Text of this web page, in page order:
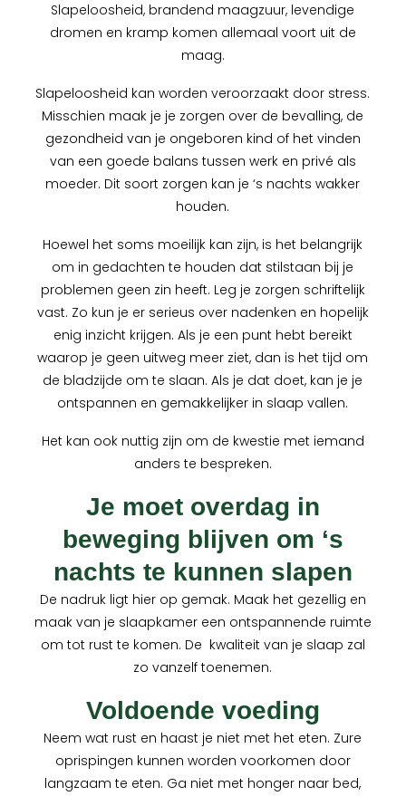
Slapeloosheid, brandend maagzuur, levendige
dromen en kramp komen allemaal voort uit de
maag.
Slapeloosheid kan worden veroorzaakt door stress.
Misschien maak je je zorgen over de bevalling, de
gezondheid van je ongeboren kind of het vinden
van een goede balans tussen werk en privé als
moeder. Dit soort zorgen kan je ‘s nachts wakker
houden.
Hoewel het soms moeilijk kan zijn, is het belangrijk
om in gedachten te houden dat stilstaan bij je
problemen geen zin heeft. Leg je zorgen schriftelijk
vast. Zo kun je er serieus over nadenken en hopelijk
enig inzicht krijgen. Als je een punt hebt bereikt
waarop je geen uitweg meer ziet, dan is het tijd om
de bladzijde om te slaan. Als je dat doet, kan je je
ontspannen en gemakkelijker in slaap vallen.
Het kan ook nuttig zijn om de kwestie met iemand
anders te bespreken.
Je moet overdag in
beweging blijven om ‘s
nachts te kunnen slapen
De nadruk ligt hier op gemak. Maak het gezellig en
maak van je slaapkamer een ontspannende ruimte
om tot rust te komen. De kwaliteit van je slaap zal
zo vanzelf toenemen.
Voldoende voeding
Neem wat rust en haast je niet met het eten. Zure
oprispingen kunnen worden voorkomen door
langzaam te eten. Ga niet met honger naar bed,